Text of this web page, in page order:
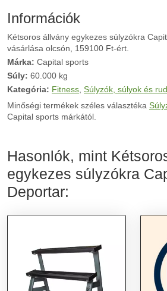
Capital Sports Deportar kétsoros állvány
súlyzókra otthoni, szállodai vagy klub
ajánlott. Teherbírása 330 kg.Technikai
robusztus konstrukció 2 nagy teherbírású
súlyzó tárolására fekete porbevonat 20
készült tartó (ütésállók) az egyes
lehetősége minimum 13 cm-es
egykezes súlyzókhoz készült anyag: acél
14 cm méret: m80 cm x h237 x sz53cm
teherbírás: 330 kg alkalmas otthoni,
További információk>>
Információk
Kétsoros állvány egykezes súlyzókra
vásárlása olcsón, 159100 Ft-ért.
Márka: Capital sports
Súly: 60.000 kg
Kategória: Fitness Súlyzók, súlyok és
Minőségi termékek széles választéka
Capital sports márkától.
Hasonlók, mint
egykezes súlyzókra
Deportar: